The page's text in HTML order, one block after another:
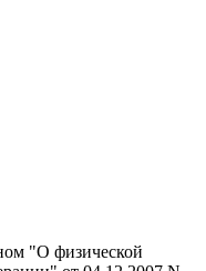
"О физической